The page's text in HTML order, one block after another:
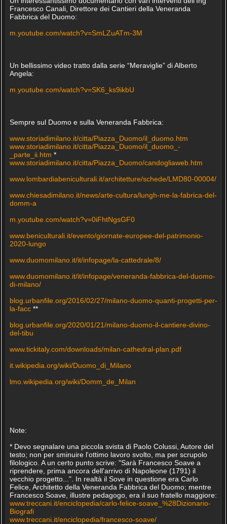
Francesco Canali, Direttore dei Cantieri della Veneranda
Fabbrica del Duomo:
m.youtube.com/watch?v=SmLZuATm-3M
Un bellissimo video tratto dalla serie “Meraviglie” di Alberto
Angela:
m.youtube.com/watch?v=SK6_ks9ikbU
Sempre sul Duomo e sulla Veneranda Fabbrica:
www.storiadimilano.it/citta/Piazza_Duomo/il_duomo.htm
www.storiadimilano.it/citta/Piazza_Duomo/il_duomo_-
_parte_ii.htm *
www.storiadimilano.it/citta/Piazza_Duomo/candogliaweb.htm
www.lombardiabeniculturali.it/architetture/schede/LMD80-00004/
www.chiesadimilano.it/news/arte-cultura/lungh-me-la-fabrica-del-
domm-a
m.youtube.com/watch?v=0iFhtNgsGF0
www.beniculturali.it/evento/giornate-europee-del-patrimonio-
2020-lungo
www.duomomilano.it/it/infopage/la-cattedrale/8/
www.duomomilano.it/it/infopage/veneranda-fabbrica-del-duomo-
di-milano/
blog.urbanfile.org/2016/02/27/milano-duomo-quanti-progetti-per-
la-facc**
blog.urbanfile.org/2020/01/21/milano-duomo-il-cantiere-divino-
del-tibu
www.tickitaly.com/downloads/milan-cathedral-plan.pdf
it.wikipedia.org/wiki/Duomo_di_Milano
lmo.wikipedia.org/wiki/Domm_de_Milan
Note:
* Devo segnalare una piccola svista di Paolo Colussi, Autore del
testo; non per sminuire l'ottimo lavoro svolto, ma per scrupolo
filologico. A un certo punto scrive: "Sarà Francesco Soave a
riprendere, prima ancora dell'arrivo di Napoleone (1791) il
vecchio progetto...". In realtà il Sove in questione era Carlo
Felice, Architetto della Veneranda Fabbrica del Duomo; mentre
Francesco Soave, illustre pedagogo, era il suo fratello maggiore:
www.treccani.it/enciclopedia/carlo-felice-soave_%28Dizionario-
Biografi
www.treccani.it/enciclopedia/francesco-soave/